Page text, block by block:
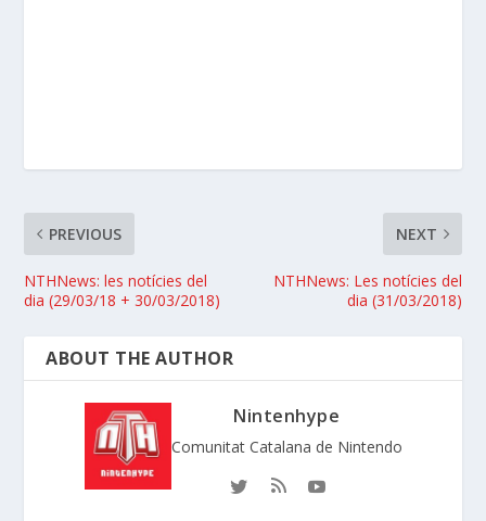
PREVIOUS
NTHNews: les notícies del
dia (29/03/18 + 30/03/2018)
NEXT
NTHNews: Les notícies del
dia (31/03/2018)
ABOUT THE AUTHOR
Nintenhype
Comunitat Catalana de Nintendo